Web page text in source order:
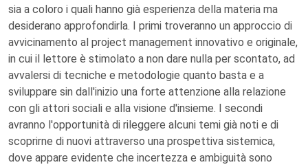
sia a coloro i quali hanno già esperienza della materia ma
desiderano approfondirla. I primi troveranno un approccio di
avvicinamento al project management innovativo e originale,
in cui il lettore è stimolato a non dare nulla per scontato, ad
avvalersi di tecniche e metodologie quanto basta e a
sviluppare sin dall'inizio una forte attenzione alla relazione
con gli attori sociali e alla visione d'insieme. I secondi
avranno l'opportunità di rileggere alcuni temi già noti e di
scoprirne di nuovi attraverso una prospettiva sistemica,
dove appare evidente che incertezza e ambiguità sono